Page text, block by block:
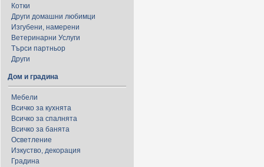
Котки
Други домашни любимци
Изгубени, намерени
Ветеринарни Услуги
Търси партньор
Други
Дом и градина
Мебели
Всичко за кухнята
Всичко за спалнята
Всичко за банята
Осветление
Изкуство, декорация
Градина